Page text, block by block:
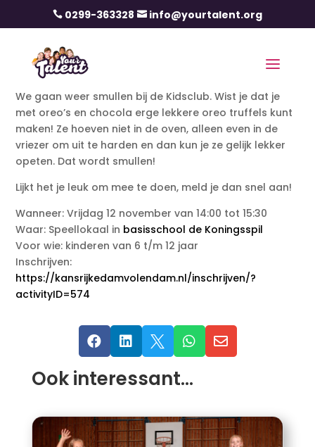
 0299-363328  info@yourtalent.org
We gaan weer smullen bij de Kidsclub. Wist je dat je
met oreo’s en chocola erge lekkere oreo truffels kunt
maken! Ze hoeven niet in de oven, alleen even in de
vriezer om uit te harden en dan kun je ze gelijk lekker
opeten. Dat wordt smullen!
Lijkt het je leuk om mee te doen, meld je dan snel aan!
Wanneer: Vrijdag 12 november van 14:00 tot 15:30
Waar: Speellokaal in basisschool de Koningsspil
Voor wie: kinderen van 6 t/m 12 jaar
Inschrijven:
https://kansrijkedamvolendam.nl/inschrijven/?
activityID=574
    
Ook interessant…